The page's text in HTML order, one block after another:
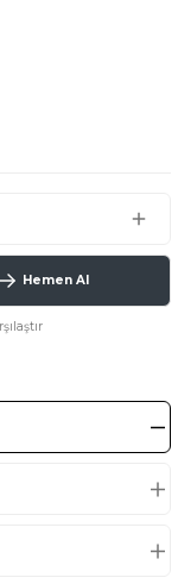
Hemen Al